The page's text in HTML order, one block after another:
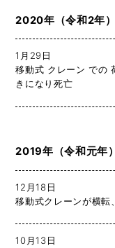
2020年（令和2年）
1月29日
移動式 クレーン での
きになり死亡
2019年（令和元年）
12月18日
移動式クレーンが横転
10月13日